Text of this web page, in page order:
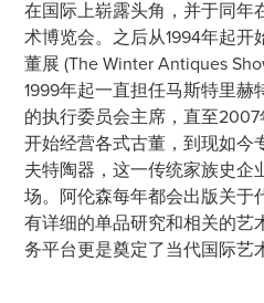
在国际上崭露头角，并于同年
术博览会。之后从1994年起
董展 (The Winter Antiques
1999年起一直担任马斯特里赫
的执行委员会主席，直至
开始经营各式古董，到现如今
夫特陶器，这一传统家族史企
场。阿伦森每年都会出版关于
有详细的单品研究和相关的艺
务平台更是奠定了当代国际艺